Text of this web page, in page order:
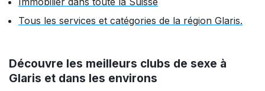
Tous les services et catégories de la région Glaris.
Découvre les meilleurs clubs de sexe à
Glaris et dans les environs